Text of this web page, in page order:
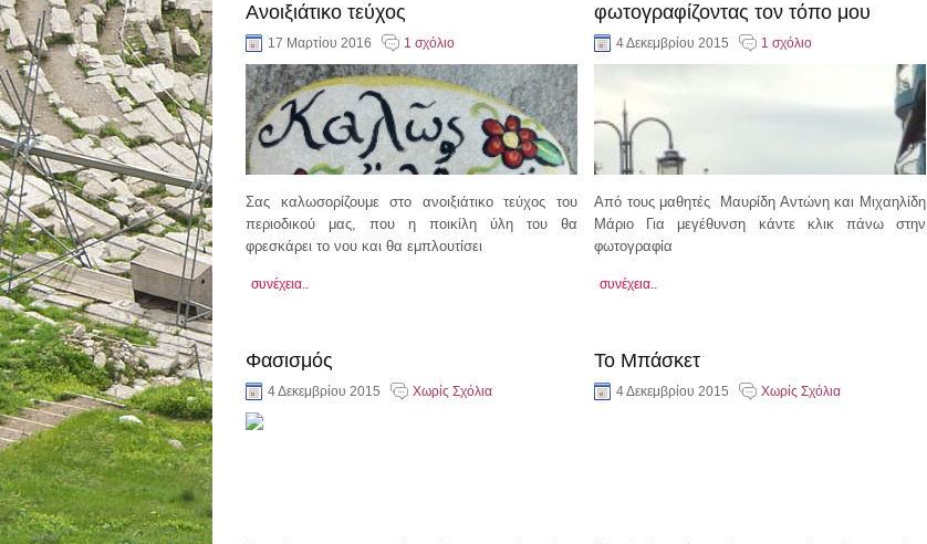
Aνοιξιάτικο τεύχος
17 Μαρτίου 2016 1 σχόλιο
Σας καλωσορίζουμε στο ανοιξιάτικο τεύχος του
περιοδικού μας, που η ποικίλη ύλη του θα
φρεσκάρει το νου και θα εμπλουτίσει
συνέχεια..
φωτογραφίζοντας τον τόπο μου
4 Δεκεμβρίου 2015 1 σχόλιο
Από τους μαθητές Μαυρίδη Αντώνη και Μιχαηλίδη
Μάριο Για μεγέθυνση κάντε κλικ πάνω στην
φωτογραφία
συνέχεια..
Φασισμός
4 Δεκεμβρίου 2015 Χωρίς Σχόλια
Το Μπάσκετ
4 Δεκεμβρίου 2015 Χωρίς Σχόλια